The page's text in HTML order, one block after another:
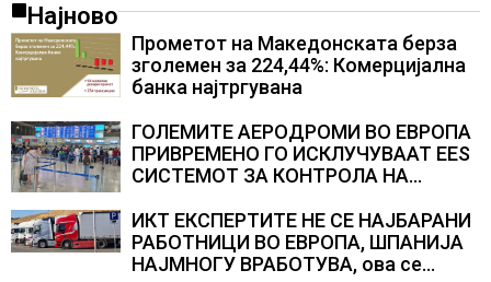
Најново
Прометот на Македонската берза
зголемен за 224,44%: Комерцијална
банка најтргувана
ГОЛЕМИТЕ АЕРОДРОМИ ВО ЕВРОПА
ПРИВРЕМЕНО ГО ИСКЛУЧУВААТ ЕЕS
СИСТЕМОТ ЗА КОНТРОЛА НА
забавуваат протокот на патници на
аеродромите и предизвикува долги
редици
ИКТ ЕКСПЕРТИТЕ НЕ СЕ НАЈБАРАНИ
РАБОТНИЦИ ВО ЕВРОПА, ШПАНИЈА
НАЈМНОГУ ВРАБОТУВА, oва се